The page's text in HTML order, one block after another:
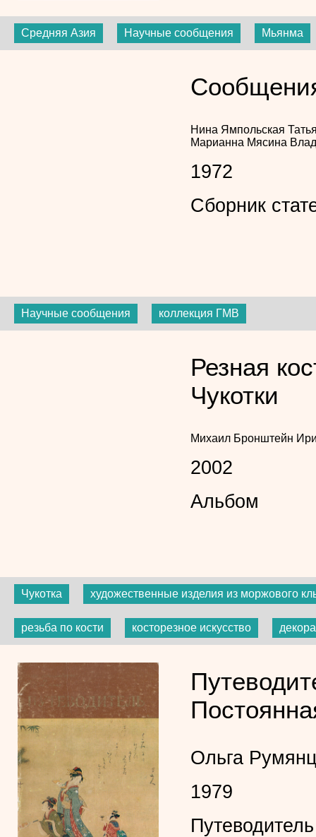
Средняя Азия Научные сообщения Мьянма
Нина Ямпольская
Марианна Мясина
1972
Сборник
Научные сообщения коллекция ГМВ
Резная
Чукотки
Михаил Бронштейн
2002
Альбом
Чукотка художественные изделия из моржового
резьба по кости косторезное искусство
Ольга
1979
Путеводитель